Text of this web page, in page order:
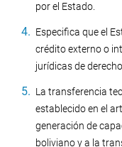
por el Estado.
Especifica que el
crédito externo o
jurídicas de
La transferencia
establecido en el
generación de
boliviano y a la